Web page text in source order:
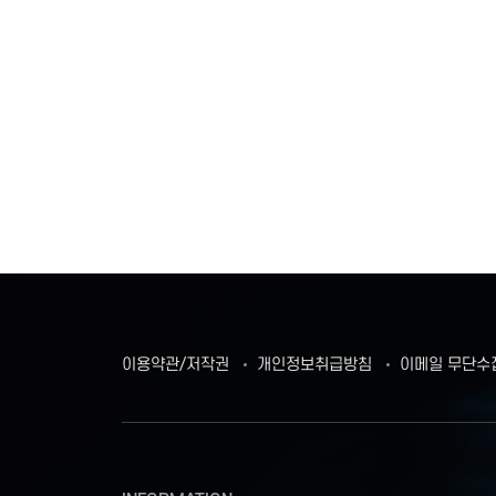
이용약관/저작권 개인정보취급방침 이메일 무단수